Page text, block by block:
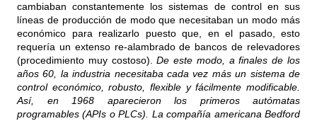
cambiaban constantemente los sistemas de control en sus
líneas de producción de modo que necesitaban un modo más
económico para realizarlo puesto que, en el pasado, esto
requería un extenso re-alambrado de bancos de relevadores
(procedimiento muy costoso).De este modo, a finales de los
años 60, la industria necesitaba cada vez más un sistema de
control económico, robusto, flexible y fácilmente modificable.
Así, en 1968 aparecieron los primeros autómatas
programables (APIs o PLCs). La compañía americana Bedford